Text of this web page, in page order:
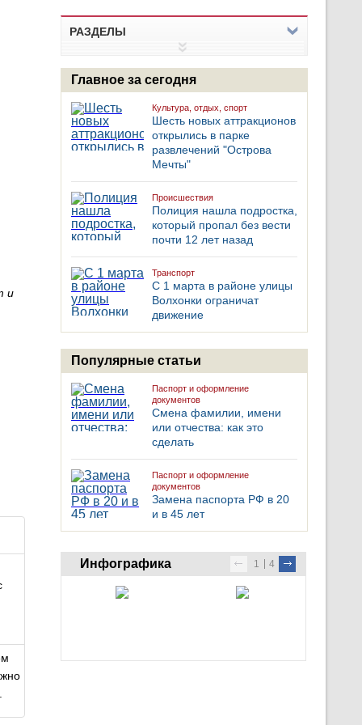
РАЗДЕЛЫ
Главное за сегодня
Культура, отдых, спорт
Шесть новых аттракционов
открылись в парке
развлечений "Острова
Мечты"
Происшествия
Полиция нашла подростка,
который пропал без вести
почти 12 лет назад
Транспорт
С 1 марта в районе улицы
Волхонки ограничат
движение
Популярные статьи
Паспорт и оформление
документов
Смена фамилии, имени
или отчества: как это
сделать
Паспорт и оформление
документов
Замена паспорта РФ в 20
и в 45 лет
Инфографика 1 4
и